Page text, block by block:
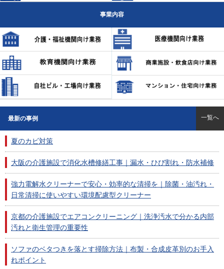
事業内容
最新の事例 一覧へ
夏のカビ対策
大阪の介護施設で消化水槽修繕工事｜漏水・ひび割れ・防水補修
強力電解水クリーナーで安心・効率的な清掃を｜除菌・油汚れ・
日常清掃に使いやすい環境配慮型クリーナー
京都の介護施設でエアコンクリーニング｜洗浄汚水で分かる内部
汚れと衛生管理の重要性
ソファのベタつきを落とす掃除方法｜布製・合成皮革別のお手入
れポイント